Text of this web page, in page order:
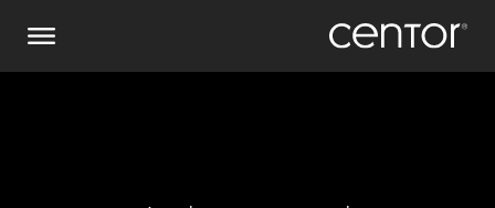
zum
Inhalt
Stellen Sie eine Anfrage
Vor-/ Nachname